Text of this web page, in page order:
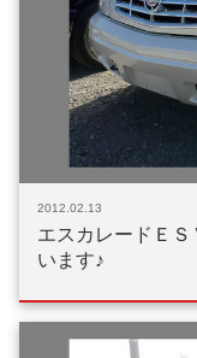
2012.02.13
エスカレードＥ
います♪